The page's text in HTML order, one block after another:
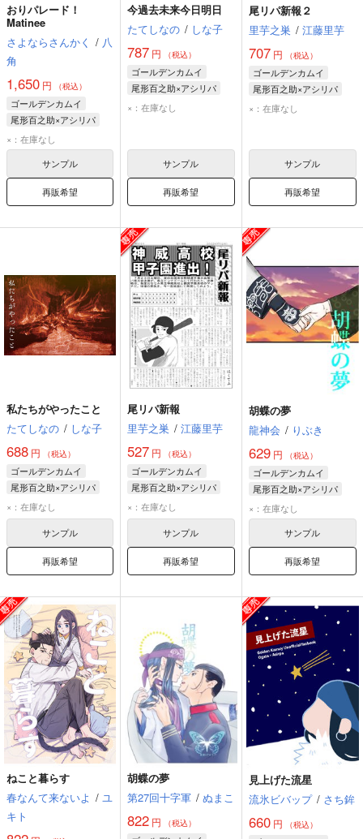
おりパレード！
Matinee
さよならさんかく / 八
角
1,650 円 （税込）
ゴールデンカムイ
尾形百之助×アシリパ
尾形百之助
×：在庫なし
サンプル
再販希望
今過去未来今日明日
たてしなの / しな子
787 円 （税込）
ゴールデンカムイ
尾形百之助×アシリパ
尾形百之助
×：在庫なし
サンプル
再販希望
尾リパ新報２
里芋之巣 / 江藤里芋
707円 （税込）
ゴールデンカムイ
尾形百之助×アシリパ
尾形百之助
×：在庫なし
サンプル
再販希望
私たちがやったこと
たてしなの / しな子
688 円 （税込）
ゴールデンカムイ
尾形百之助×アシリパ
尾形百之助
×：在庫なし
サンプル
再販希望
尾リパ新報
里芋之巣 / 江藤里芋
527 円 （税込）
ゴールデンカムイ
尾形百之助×アシリパ
尾形百之助
×：在庫なし
サンプル
再販希望
胡蝶の夢
龍神会 / りぶき
629円 （税込）
ゴールデンカムイ
尾形百之助×アシリパ
尾形百之助
×：在庫なし
サンプル
再販希望
ねこと暮らす
春なんて来ないよ / ユ
キト
胡蝶の夢
第27回十字軍 / ぬまこ
822 円 （税込）
見上げた流星
流氷ビバップ / さち鉾
660円 （税込）